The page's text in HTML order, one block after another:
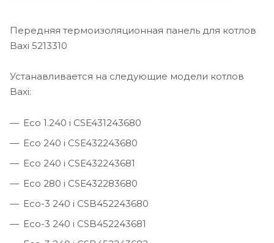
Передняя термоизоляционная панель для котлов
Baxi 5213310
Устанавливается на следующие модели котлов
Baxi:
Eco 1.240 i CSE431243680
Eco 240 i CSE432243680
Eco 240 i CSE432243681
Eco 280 i CSE432283680
Eco-3 240 i CSB452243680
Eco-3 240 i CSB452243681